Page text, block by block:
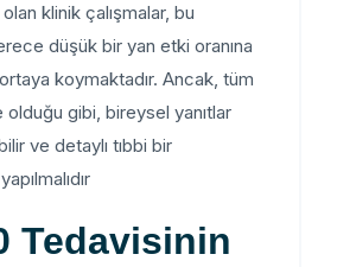
olan klinik çalışmalar, bu
derece düşük bir yan etki oranına
ortaya koymaktadır. Ancak, tüm
olduğu gibi, bireysel yanıtlar
ve detaylı tıbbi bir
yapılmalıdır.
Tedavisinin